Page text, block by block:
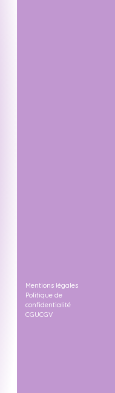
Mentions légales
Politique de
confidentialité
CGUCGV